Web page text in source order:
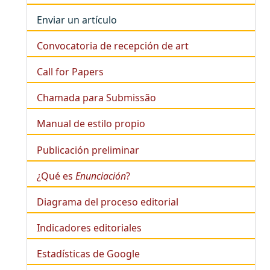
Enviar un artículo
Convocatoria de recepción de art
Call for Papers
Chamada para Submissão
Manual de estilo propio
Publicación preliminar
¿Qué es Enunciación?
Diagrama del proceso editorial
Indicadores editoriales
Estadísticas de Google